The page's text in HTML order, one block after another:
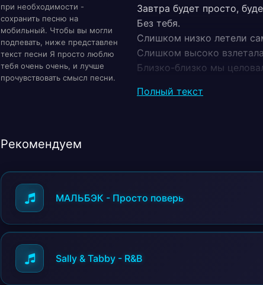
при необходимости -
сохранить песню на
мобильный. Чтобы вы могли
подпевать, ниже представлен
текст песни Я просто люблю
тебя очень очень, и лучше
прочувствовать смысл песни.
Завтра будет просто,
Без тебя.
Слишком низко летели
Слишком высоко
Близко-близко мы
Вот и вся игра, вот и всё
Полный текст
Рекомендуем
МАЛЬБЭК - Просто поверь
Sally & Tabby - R&B